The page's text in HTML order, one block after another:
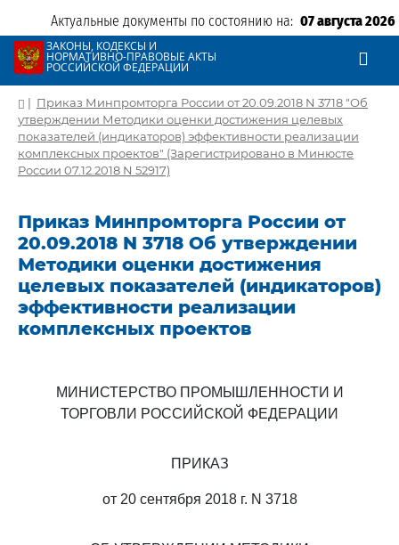
Актуальные документы по состоянию на: 07 августа 2026
ЗАКОНЫ, КОДЕКСЫ И
НОРМАТИВНО-ПРАВОВЫЕ АКТЫ
РОССИЙСКОЙ ФЕДЕРАЦИИ
| Приказ Минпромторга России от 20.09.2018 N 3718 "Об
утверждении Методики оценки достижения целевых
показателей (индикаторов) эффективности реализации
комплексных проектов" (Зарегистрировано в Минюсте
России 07.12.2018 N 52917)
Приказ Минпромторга России от
20.09.2018 N 3718 Об утверждении
Методики оценки достижения
целевых показателей (индикаторов)
эффективности реализации
комплексных проектов
МИНИСТЕРСТВО ПРОМЫШЛЕННОСТИ И
ТОРГОВЛИ РОССИЙСКОЙ ФЕДЕРАЦИИ
ПРИКАЗ
от 20 сентября 2018 г. N 3718